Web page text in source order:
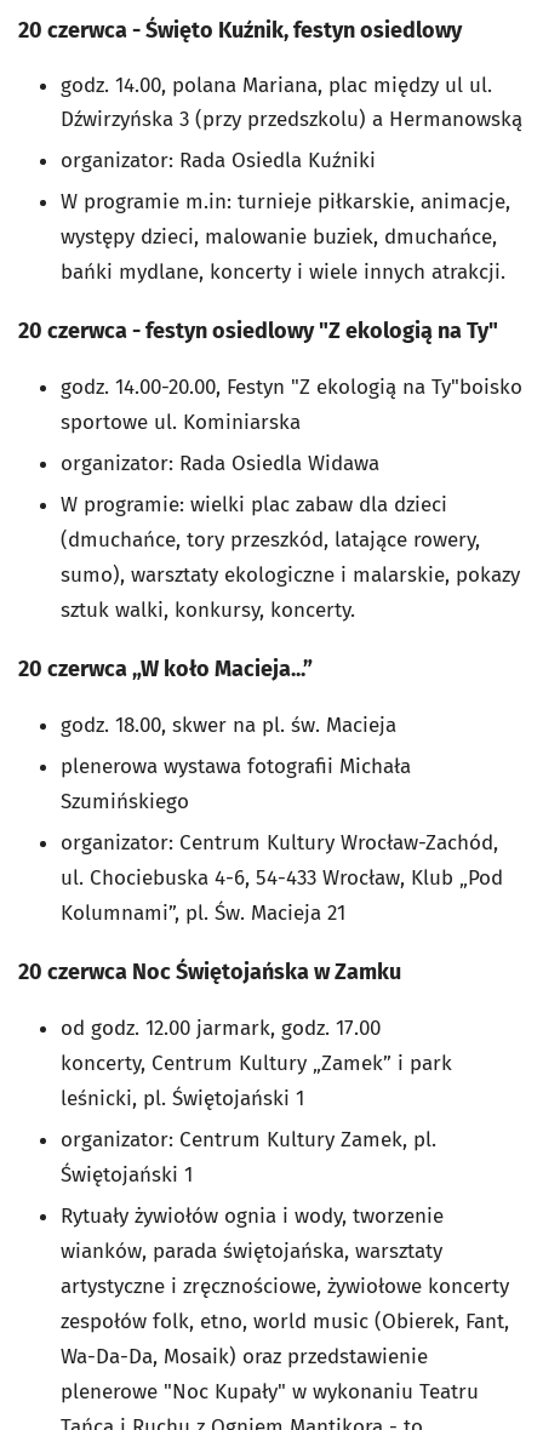
20 czerwca - Święto Kuźnik, festyn osiedlowy
godz. 14.00, polana Mariana, plac między ul ul.
Dźwirzyńska 3 (przy przedszkolu) a Hermanowską
organizator: Rada Osiedla Kuźniki
W programie m.in: turnieje piłkarskie, animacje,
występy dzieci, malowanie buziek, dmuchańce,
bańki mydlane, koncerty i wiele innych atrakcji.
20 czerwca - festyn osiedlowy "Z ekologią na Ty"
godz. 14.00-20.00, Festyn "Z ekologią na Ty"boisko
sportowe ul. Kominiarska
organizator: Rada Osiedla Widawa
W programie: wielki plac zabaw dla dzieci
(dmuchańce, tory przeszkód, latające rowery,
sumo), warsztaty ekologiczne i malarskie, pokazy
sztuk walki, konkursy, koncerty.
20 czerwca „W koło Macieja...”
godz. 18.00, skwer na pl. św. Macieja
plenerowa wystawa fotografii Michała
Szumińskiego
organizator: Centrum Kultury Wrocław-Zachód,
ul. Chociebuska 4-6, 54-433 Wrocław, Klub „Pod
Kolumnami”, pl. Św. Macieja 21
20 czerwca Noc Świętojańska w Zamku
od godz. 12.00 jarmark, godz. 17.00
koncerty, Centrum Kultury „Zamek” i park
leśnicki, pl. Świętojański 1
organizator: Centrum Kultury Zamek, pl.
Świętojański 1
Rytuały żywiołów ognia i wody, tworzenie
wianków, parada świętojańska, warsztaty
artystyczne i zręcznościowe, żywiołowe koncerty
zespołów folk, etno, world music (Obierek, Fant,
Wa-Da-Da, Mosaik) oraz przedstawienie
plenerowe "Noc Kupały" w wykonaniu Teatru